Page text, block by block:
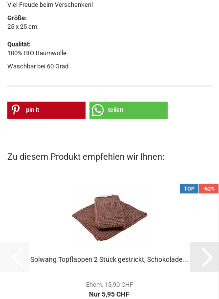
Viel Freude beim Verschenken!
Größe:
25 x 25 cm.
Qualität:
100% BIO Baumwolle.
Waschbar bei 60 Grad.
pin it teilen
Zu diesem Produkt empfehlen wir Ihnen:
TOP -62%
Solwang Topflappen 2 Stück gestrickt, Schokolade...
Ehem. 15,90 CHF
Nur 5,95 CHF